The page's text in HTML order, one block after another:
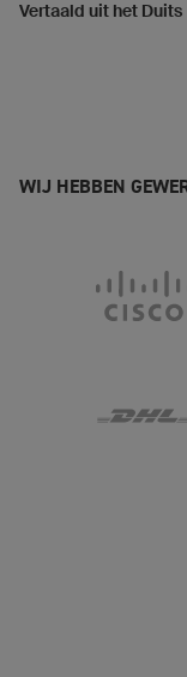
Vertaald uit het Duits
WIJ HEBBEN